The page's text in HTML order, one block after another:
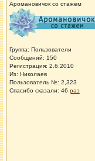
Аромановичок со стажем
Группа: Пользователи
Сообщений: 150
Регистрация: 2.6.2010
Из: Николаев
Пользователь №: 2,323
Спасибо сказали: 46 раз